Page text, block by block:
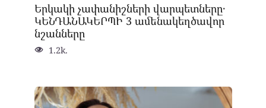
Երկակի չափանիշների վարպետները․
ԿԵՆԴԱՆԱԿԵՐՊԻ 3 ամենակեղծավոր
նշանները
1.2k.